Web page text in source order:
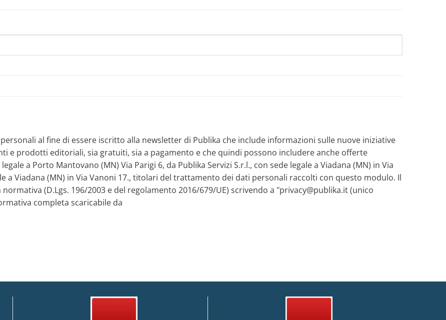
al fine di essere iscritto alla newsletter di Publika che include informazioni sulle nuove iniziative
e prodotti editoriali, sia gratuiti, sia a pagamento e che quindi possono includere anche offerte
a Porto Mantovano (MN) Via Parigi 6, da Publika Servizi S.r.l., con sede legale a Viadana (MN) in Via
a Viadana (MN) in Via Vanoni 17., titolari del trattamento dei dati personali raccolti con questo modulo. Il
(D.Lgs. 196/2003 e del regolamento 2016/679/UE) scrivendo a "privacy@publika.it (unico
completa scaricabile da